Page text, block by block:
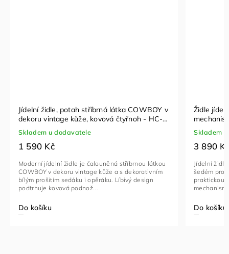
Židle jídelní, šedá látka, 360° vratný
mechanismus, černý kov - DCH-D1328 SIL2
Skladem u dodavatele
3 890 Kč
Do košíku
Jídelní židle DCH-D1328 SIL2 značky Autronic v
šedém provedení kombinuje moderní design s
praktickou funkčností díky 360° vratnému
mechanismu, který umožňuje snadný pohyb...
Židle
kovová
990 Kč
Do
Jídelní
nabízí
do